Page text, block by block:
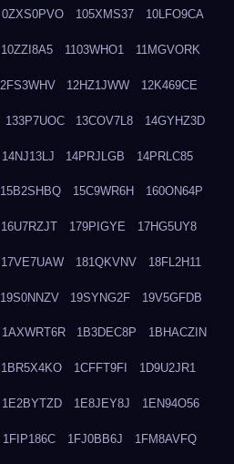
0ZXS0PVO 105XMS37 10LFO9CA
10ZZI8A5 1103WHO1 11MGVORK
12HZ1JWW 12K469CE
133P7UOC 13COV7L8 14GYHZ3D
14NJ13LJ 14PRJLGB 14PRLC85
15B2SHBQ 15C9WR6H 160ON64P
16U7RZJT 179PIGYE 17HG5UY8
17VE7UAW 181QKVNV 18FL2H11
19S0NNZV 19SYNG2F 19V5GFDB
1AXWRT6R 1B3DEC8P 1BHACZIN
1BR5X4KO 1CFFT9FI 1D9U2JR1
1E2BYTZD 1E8JEY8J 1EN94O56
1FIP186C 1FJ0BB6J 1FM8AVFQ